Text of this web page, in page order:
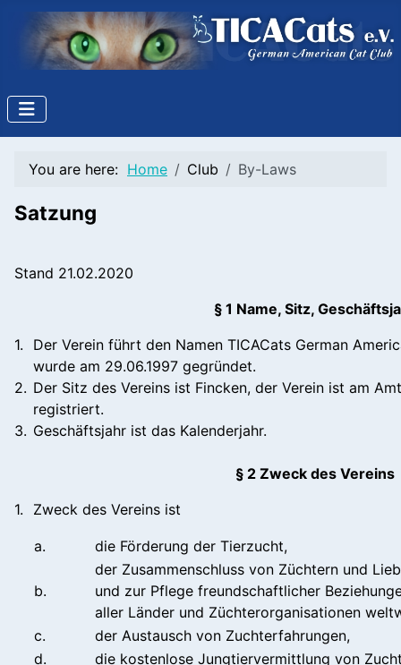
You are here: Home Club By-Laws
Satzung
Stand 21.02.2020
§ 1 Name, Sitz,
1.
Der Verein führt den Namen TICACats German
wurde am 29.06.1997 gegründet.
2. Der Sitz des Vereins ist Fincken, der Verein ist am
registriert.
3. Geschäftsjahr ist das Kalenderjahr.
§ 2 Zweck des Vereins
1.
Zweck des Vereins ist
a. die Förderung der Tierzucht,
b.
der Zusammenschluss von Züchtern und
und zur Pflege freundschaftlicher
aller Länder und Züchterorganisationen
c.
der Austausch von Zuchterfahrungen,
d.
die kostenlose Jungtiervermittlung von